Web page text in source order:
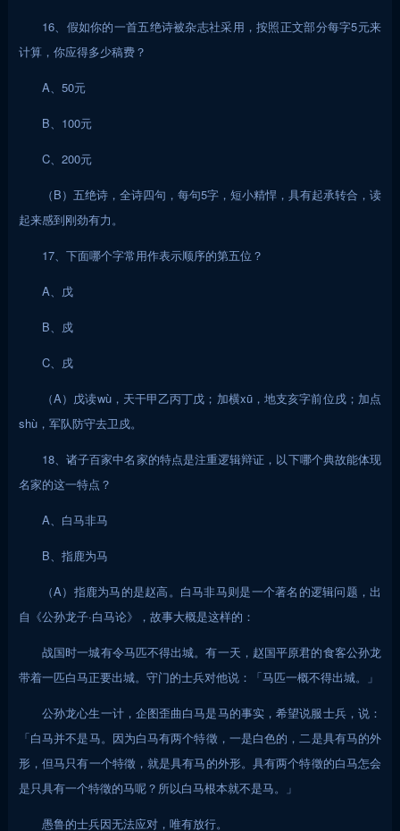
16、假如你的一首五绝诗被杂志社采用，按照正文部分每字5元来
计算，你应得多少稿费？
A、50元
B、100元
C、200元
（B）五绝诗，全诗四句，每句5字，短小精悍，具有起承转合，读
起来感到刚劲有力。
17、下面哪个字常用作表示顺序的第五位？
A、戊
B、戍
C、戌
（A）戊读wù，天干甲乙丙丁戊；加横xū，地支亥字前位戌；加点
shù，军队防守去卫戍。
18、诸子百家中名家的特点是注重逻辑辩证，以下哪个典故能体现
名家的这一特点？
A、白马非马
B、指鹿为马
（A）指鹿为马的是赵高。白马非马则是一个著名的逻辑问题，出
自《公孙龙子·白马论》，故事大概是这样的：
战国时一城有令马匹不得出城。有一天，赵国平原君的食客公孙龙
带着一匹白马正要出城。守门的士兵对他说：「马匹一概不得出城。」
公孙龙心生一计，企图歪曲白马是马的事实，希望说服士兵，说：
「白马并不是马。因为白马有两个特徵，一是白色的，二是具有马的外
形，但马只有一个特徵，就是具有马的外形。具有两个特徵的白马怎会
是只具有一个特徵的马呢？所以白马根本就不是马。」
愚鲁的士兵因无法应对，唯有放行。